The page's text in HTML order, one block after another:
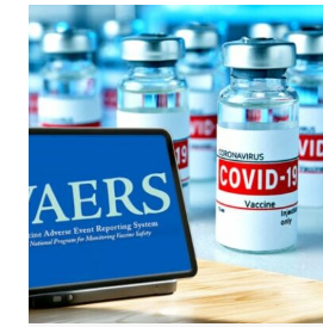
:
LE
TRAITÉ
DE
L’OMS
SUR
LES
PANDÉMIES
EST
REJETÉ,
DU
MOINS
POUR